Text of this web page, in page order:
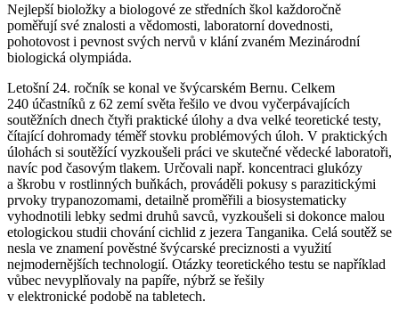
Nejlepší bioložky a biologové ze středních škol každoročně
poměřují své znalosti a vědomosti, laboratorní dovednosti,
pohotovost i pevnost svých nervů v klání zvaném Mezinárodní
biologická olympiáda.
Letošní 24. ročník se konal ve švýcarském Bernu. Celkem
240 účastníků z 62 zemí světa řešilo ve dvou vyčerpávajících
soutěžních dnech čtyři praktické úlohy a dva velké teoretické testy,
čítající dohromady téměř stovku problémových úloh. V praktických
úlohách si soutěžící vyzkoušeli práci ve skutečné vědecké laboratoři,
navíc pod časovým tlakem. Určovali např. koncentraci glukózy
a škrobu v rostlinných buňkách, prováděli pokusy s parazitickými
prvoky trypanozomami, detailně proměřili a biosystematicky
vyhodnotili lebky sedmi druhů savců, vyzkoušeli si dokonce malou
etologickou studii chování cichlid z jezera Tanganika. Celá soutěž se
nesla ve znamení pověstné švýcarské preciznosti a využití
nejmodernějších technologií. Otázky teoretického testu se například
vůbec nevyplňovaly na papíře, nýbrž se řešily
v elektronické podobě na tabletech.